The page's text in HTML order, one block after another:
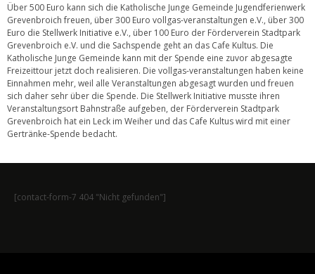
Über 500 Euro kann sich die Katholische Junge Gemeinde Jugendferienwerk
Grevenbroich freuen, über 300 Euro vollgas-veranstaltungen e.V., über 300
Euro die Stellwerk Initiative e.V., über 100 Euro der Förderverein Stadtpark
Grevenbroich e.V. und die Sachspende geht an das Cafe Kultus. Die
Katholische Junge Gemeinde kann mit der Spende eine zuvor abgesagte
Freizeittour jetzt doch realisieren. Die vollgas-veranstaltungen haben keine
Einnahmen mehr, weil alle Veranstaltungen abgesagt wurden und freuen
sich daher sehr über die Spende. Die Stellwerk Initiative musste ihren
Veranstaltungsort Bahnstraße aufgeben, der Förderverein Stadtpark
Grevenbroich hat ein Leck im Weiher und das Cafe Kultus wird mit einer
Gertränke-Spende bedacht.
[contact-form-7 404 "Nicht gefunden"]